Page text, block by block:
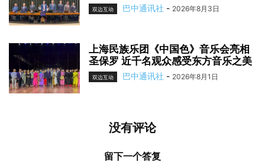
双边互动 巴中通讯社 - 2026年8月3日
上海民族乐团《中国色》音乐会亮相
圣保罗 近千名观众感受东方音乐之美
双边互动 巴中通讯社 - 2026年8月1日
没有评论
留下一个答复